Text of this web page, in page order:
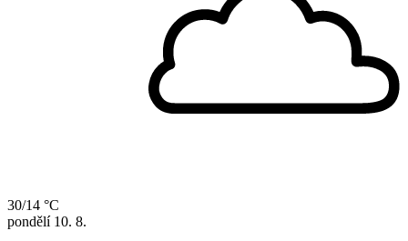
30/14 °C
pondělí 10. 8.